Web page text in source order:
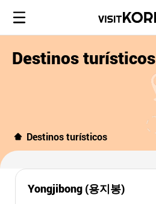
Destinos turísticos
Destinos turísticos
Yongjibong (용지봉)